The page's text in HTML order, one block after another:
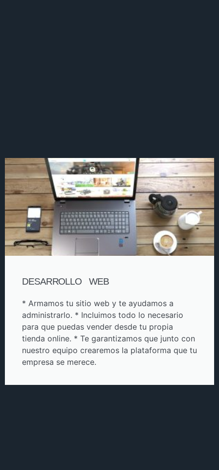
DESARROLLO WEB
* Armamos tu sitio web y te ayudamos a
administrarlo. * Incluimos todo lo necesario
para que puedas vender desde tu propia
tienda online. * Te garantizamos que junto con
nuestro equipo crearemos la plataforma que tu
empresa se merece.